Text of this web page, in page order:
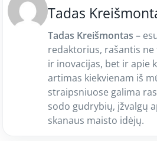
Tadas
Tadas Kreišmontas –
redaktorius, rašantis
ir inovacijas, bet ir apie
artimas kiekvienam iš
straipsniuose galima
sodo gudrybių, įžvalgų
skanaus maisto idėjų.